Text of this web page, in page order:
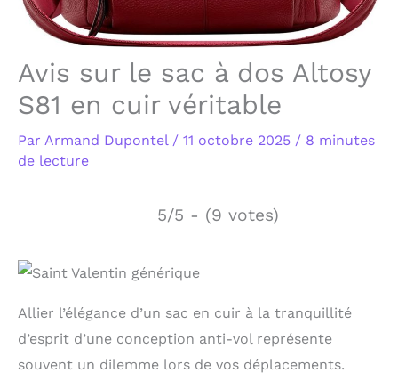
Avis sur le sac à dos Altosy
S81 en cuir véritable
Par Armand Dupontel / 11 octobre 2025 / 8 minutes
de lecture
5/5 - (9 votes)
Allier l’élégance d’un sac en cuir à la tranquillité
d’esprit d’une conception anti-vol représente
souvent un dilemme lors de vos déplacements.